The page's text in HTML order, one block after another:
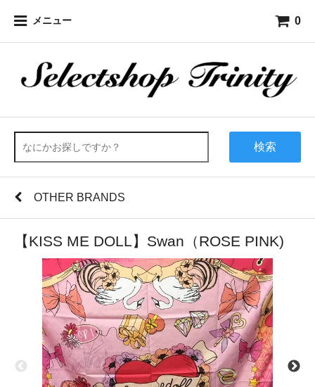
メニュー 0
検索
OTHER BRANDS
【KISS ME DOLL】Swan（ROSE PINK)